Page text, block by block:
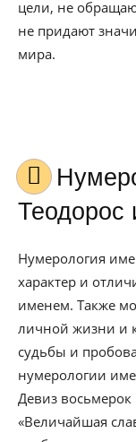
цели, не
не придают
мира.
Нумерология имени
Теодорос
Нумерология
характер и
именем. Также
личной жизни и
судьбы и
нумерологии
Девиз
«Величайшая